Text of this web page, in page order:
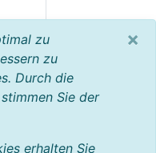
ein
zu
zu
Durch die
Sie der
erhalten Sie
×